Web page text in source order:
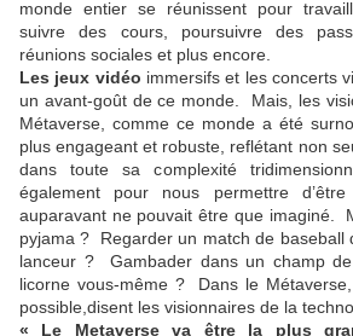
monde entier se réunissent pour
suivre des cours, poursuivre des
réunions sociales et plus encore.
Les jeux vidéo immersifs et les concerts
un avant-goût de ce monde. Mais, les
Métaverse, comme ce monde a été
plus engageant et robuste, reflétant non
dans toute sa complexité
également pour nous permettre
auparavant ne pouvait être que imaginé.
pyjama ? Regarder un match de baseball
lanceur ? Gambader dans un champ
licorne vous-même ? Dans le
possible,disent les visionnaires de la
« Le Metaverse va être la plus